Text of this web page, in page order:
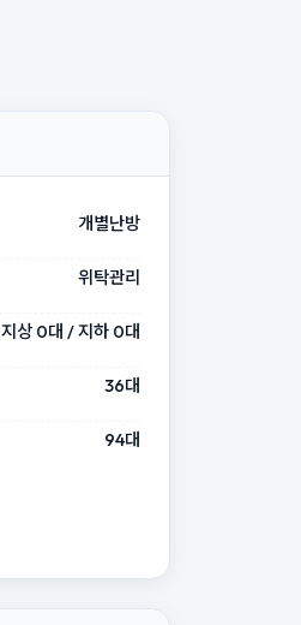
개별난방
위탁관리
지상 0대 / 지하 0대
36대
94대